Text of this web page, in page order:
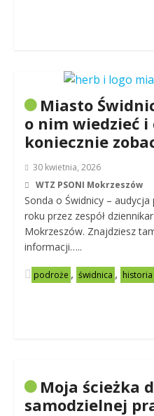
Miasto
o nim wiedzieć i
koniecznie
30 kwietnia, 2026
WTZ PSONI Mokrzeszów
Sonda o Świdnicy –
roku przez zespół
Mokrzeszów. Znajdziesz
informacji…..
podroże , świdnica , historia
Moja ścieżka
samodzielnej